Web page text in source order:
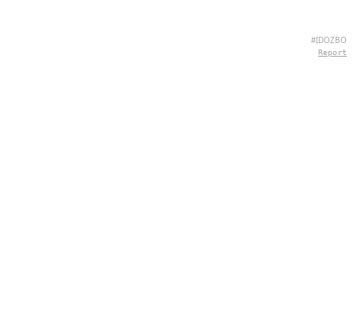
#IDOZBO
Report